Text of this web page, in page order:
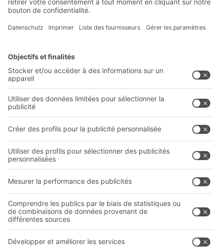
S'inscrire à la newsletter
Solutions
Solutions intralogistiques
Bacs en plastique
Systèmes de rayonnages
Prestations de service
Entreprise
Qui sommes-nous ?
Sites internationaux
Sites de production
Follow us
ABIT O
YOUR LIFE.